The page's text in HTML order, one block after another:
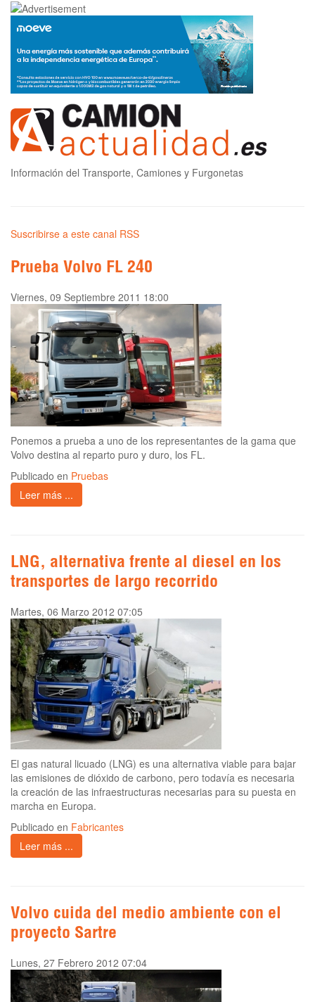
Información del Transporte, Camiones y Furgonetas
Suscribirse a este canal RSS
Prueba Volvo FL 240
Viernes, 09 Septiembre 2011 18:00
Ponemos a prueba a uno de los representantes de la gama que
Volvo destina al reparto puro y duro, los FL.
Publicado en Pruebas
Leer más ...
LNG, alternativa frente al diesel en los
transportes de largo recorrido
Martes, 06 Marzo 2012 07:05
El gas natural licuado (LNG) es una alternativa viable para bajar
las emisiones de dióxido de carbono, pero todavía es necesaria
la creación de las infraestructuras necesarias para su puesta en
marcha en Europa.
Publicado en Fabricantes
Leer más ...
Volvo cuida del medio ambiente con el
proyecto Sartre
Lunes, 27 Febrero 2012 07:04